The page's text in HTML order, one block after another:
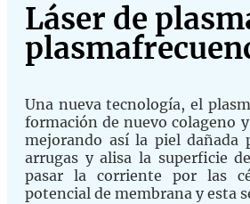
Láser de
Una nueva tecnología, el
formación de nuevo colageno
mejorando así la piel dañada
arrugas y alisa la superficie
pasar la corriente por las
potencial de membrana y esta